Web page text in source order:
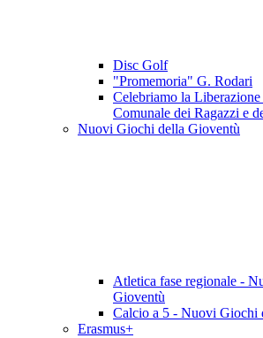
Disc Golf
"Promemoria" G. Rodari
Celebriamo la
Comunale dei Ragazzi e
Nuovi Giochi della Gioventù
Atletica fase regionale -
Gioventù
Calcio a 5 - Nuovi Giochi
Erasmus+